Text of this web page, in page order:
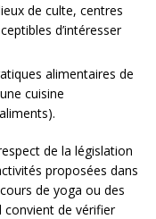
de culte, centres
d’intéresser
alimentaires de
cuisine
de la législation
proposées dans
de yoga ou des
de vérifier